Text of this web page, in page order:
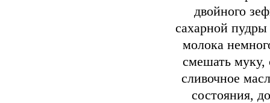
двойного
сахарной
молока
смешать муку,
сливочное
состояния,